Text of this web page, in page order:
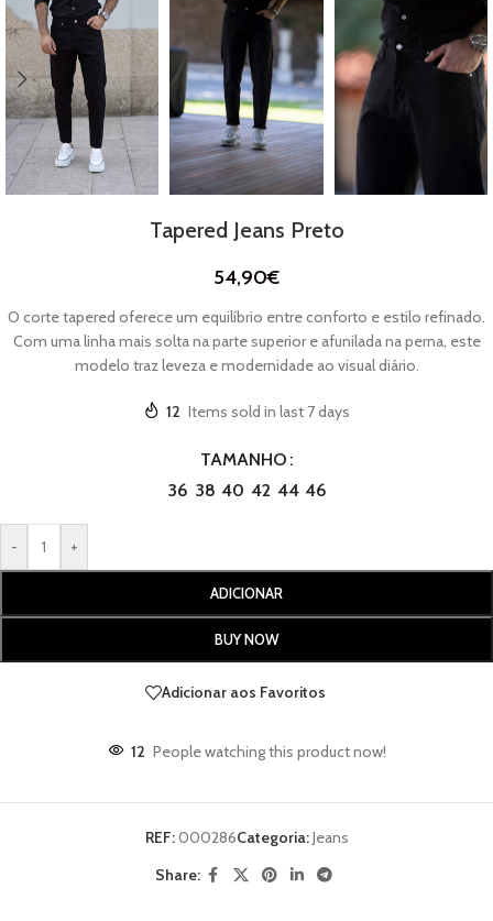
Tapered Jeans Preto
54,90€
O corte tapered oferece um equilíbrio entre conforto e estilo refinado.
Com uma linha mais solta na parte superior e afunilada na perna, este
modelo traz leveza e modernidade ao visual diário.
12 Items sold in last 7 days
TAMANHO
36 38 40 42 44 46
- +
ADICIONAR
BUY NOW
Adicionar aos Favoritos
12 People watching this product now!
REF:000286Categoria:Jeans
Share: